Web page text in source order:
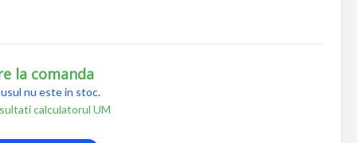
la comanda
nu este in stoc.
calculatorul UM